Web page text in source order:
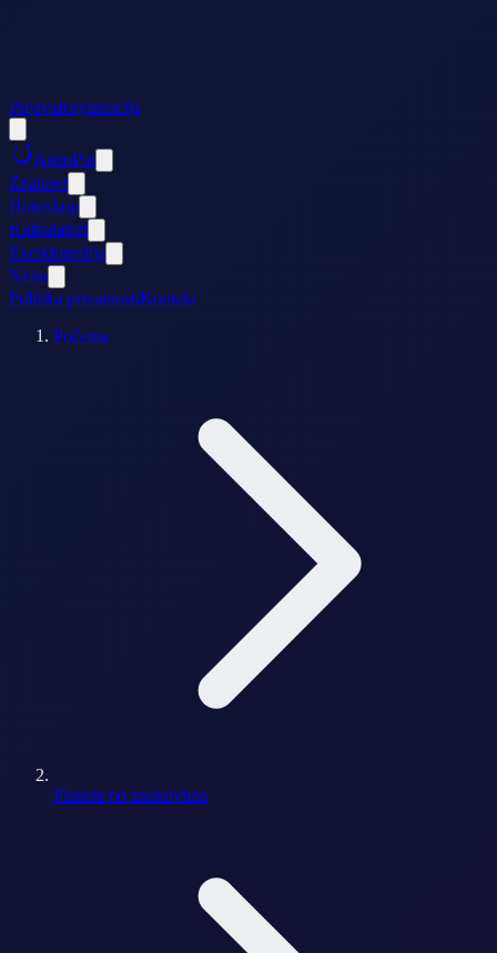
PrijavaRegistracija
AstroPut
Znakovi
Horoskop
Kalkulatori
Enciklopedija
Nebo
Politika privatnostiKontakt
Početna
Planete po znakovima